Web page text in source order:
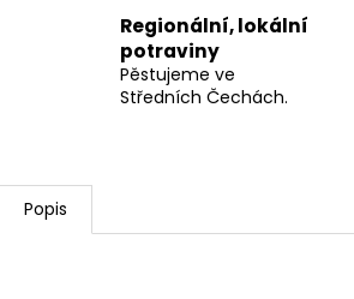
Regionální, lokální
potraviny
Pěstujeme ve
Středních Čechách.
Popis